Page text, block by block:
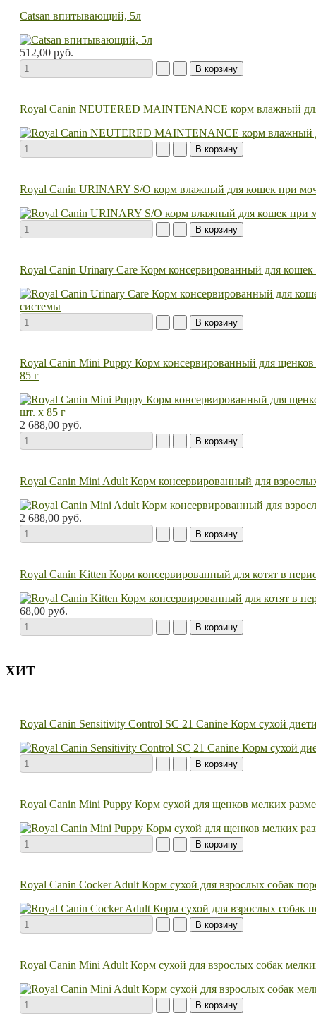
Catsan впитывающий, 5л
512,00 руб.
Royal Canin NEUTERED MAINTENANCE корм влажный
Royal Canin URINARY S/O корм влажный для кошек при
Royal Canin Urinary Care Корм консервированный для
Royal Canin Mini Puppy Корм консервированный для щенков
85 г
2 688,00 руб.
Royal Canin Mini Adult Корм консервированный для
2 688,00 руб.
Royal Canin Kitten Корм консервированный для котят в
68,00 руб.
ХИТ
Royal Canin Sensitivity Control SC 21 Canine Корм сухой
Royal Canin Mini Puppy Корм сухой для щенков мелких
Royal Canin Cocker Adult Корм сухой для взрослых собак
Royal Canin Mini Adult Корм сухой для взрослых собак